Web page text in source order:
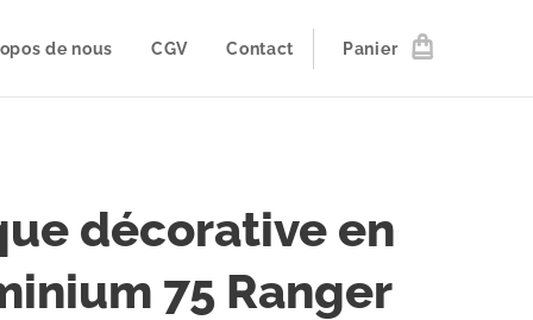
de nous CGV Contact Panier
décorative en
75 Ranger